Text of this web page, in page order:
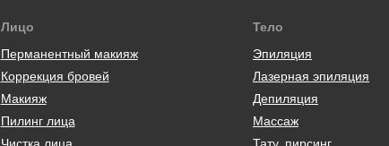
Лицо
Перманентный макияж
Коррекция бровей
Макияж
Пилинг лица
Тело
Эпиляция
Лазерная эпиляция
Депиляция
Массаж